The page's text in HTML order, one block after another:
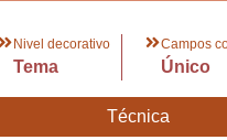
Nivel decorativo
Tema
Campos
Único
Técnica